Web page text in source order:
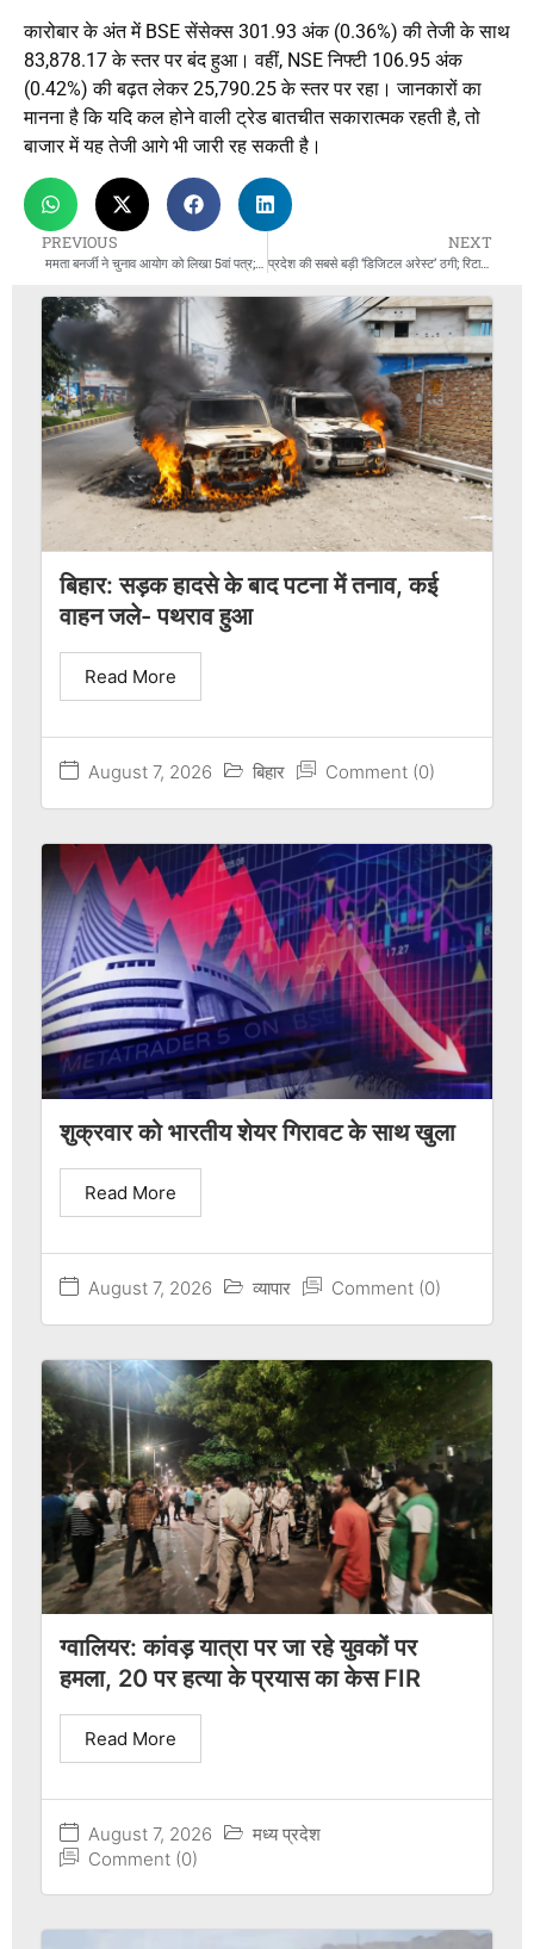
कारोबार के अंत में BSE सेंसेक्स 301.93 अंक (0.36%) की तेजी के साथ
83,878.17 के स्तर पर बंद हुआ। वहीं, NSE निफ्टी 106.95 अंक
(0.42%) की बढ़त लेकर 25,790.25 के स्तर पर रहा। जानकारों का
मानना है कि यदि कल होने वाली ट्रेड बातचीत सकारात्मक रहती है, तो
बाजार में यह तेजी आगे भी जारी रह सकती है।
PREVIOUS
ममता बनर्जी ने चुनाव आयोग को लिखा 5वां पत्र; AI के इस्तेमाल पर उठाए गंभीर सवाल
NEXT
प्रदेश की सबसे बड़ी ‘डिजिटल अरेस्ट’ ठगी; रिटायर्ड रजिस्ट्रार को 31 दिन तक घर में कैद रख लूटे 1.12 करोड़
बिहार: सड़क हादसे के बाद पटना में तनाव, कई
वाहन जले- पथराव हुआ
August 7, 2026 बिहार Comment (0)
Read More
शुक्रवार को भारतीय शेयर गिरावट के साथ खुला
August 7, 2026 व्यापार Comment (0)
Read More
ग्वालियर: कांवड़ यात्रा पर जा रहे युवकों पर
हमला, 20 पर हत्या के प्रयास का केस FIR
August 7, 2026
मध्य प्रदेश
Comment (0)
Read More